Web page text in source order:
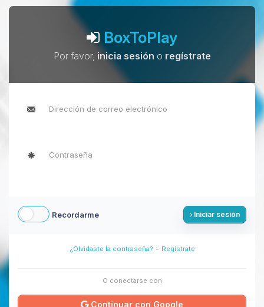
BoxToPlay
Por favor, inicia sesión o regístrate
Recordarme Iniciar sesión
¿Olvidaste la contraseña? - Regístrate
O conectarse con
Continuar con Google